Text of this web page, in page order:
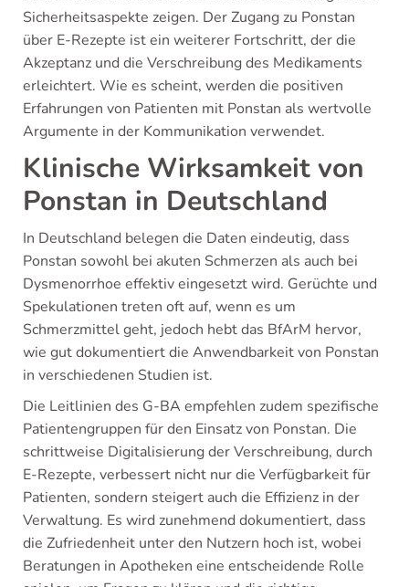
Sicherheitsaspekte zeigen. Der Zugang zu Ponstan
über E-Rezepte ist ein weiterer Fortschritt, der die
Akzeptanz und die Verschreibung des Medikaments
erleichtert. Wie es scheint, werden die positiven
Erfahrungen von Patienten mit Ponstan als wertvolle
Argumente in der Kommunikation verwendet.
Klinische Wirksamkeit von
Ponstan in Deutschland
In Deutschland belegen die Daten eindeutig, dass
Ponstan sowohl bei akuten Schmerzen als auch bei
Dysmenorrhoe effektiv eingesetzt wird. Gerüchte und
Spekulationen treten oft auf, wenn es um
Schmerzmittel geht, jedoch hebt das BfArM hervor,
wie gut dokumentiert die Anwendbarkeit von Ponstan
in verschiedenen Studien ist.
Die Leitlinien des G-BA empfehlen zudem spezifische
Patientengruppen für den Einsatz von Ponstan. Die
schrittweise Digitalisierung der Verschreibung, durch
E-Rezepte, verbessert nicht nur die Verfügbarkeit für
Patienten, sondern steigert auch die Effizienz in der
Verwaltung. Es wird zunehmend dokumentiert, dass
die Zufriedenheit unter den Nutzern hoch ist, wobei
Beratungen in Apotheken eine entscheidende Rolle